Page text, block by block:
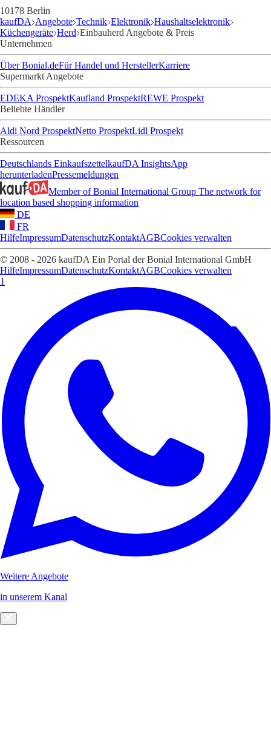
10178 Berlin
kaufDA Angebote Technik Elektronik Haushaltselektronik
Küchengeräte Herd Einbauherd Angebote & Preis
Unternehmen
Über Bonial.deFür Handel und HerstellerKarriere
Supermarkt Angebote
EDEKA ProspektKaufland ProspektREWE Prospekt
Beliebte Händler
Aldi Nord ProspektNetto ProspektLidl Prospekt
Ressourcen
Deutschlands EinkaufszettelkaufDA InsightsApp
herunterladenPressemeldungen
Member of Bonial International Group The network for
location based shopping information
DE
FR
HilfeImpressumDatenschutzKontaktAGBCookies verwalten
© 2008 - 2026 kaufDA Ein Portal der Bonial International GmbH
HilfeImpressumDatenschutzKontaktAGBCookies verwalten
1
Weitere Angebote
in unserem Kanal